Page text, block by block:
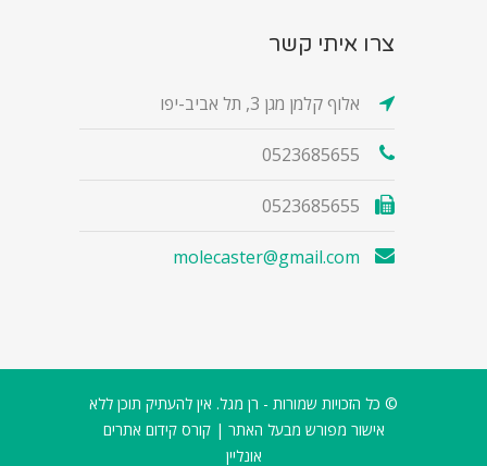
צרו איתי קשר
אלוף קלמן מגן 3, תל אביב-יפו
0523685655
0523685655
molecaster@gmail.com
© כל הזכויות שמורות - רן מגל. אין להעתיק תוכן ללא
אישור מפורש מבעל האתר |קורס קידום אתרים
אונליין